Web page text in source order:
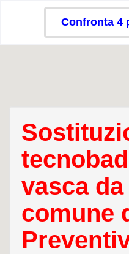
Confronta 4
vasca
comune